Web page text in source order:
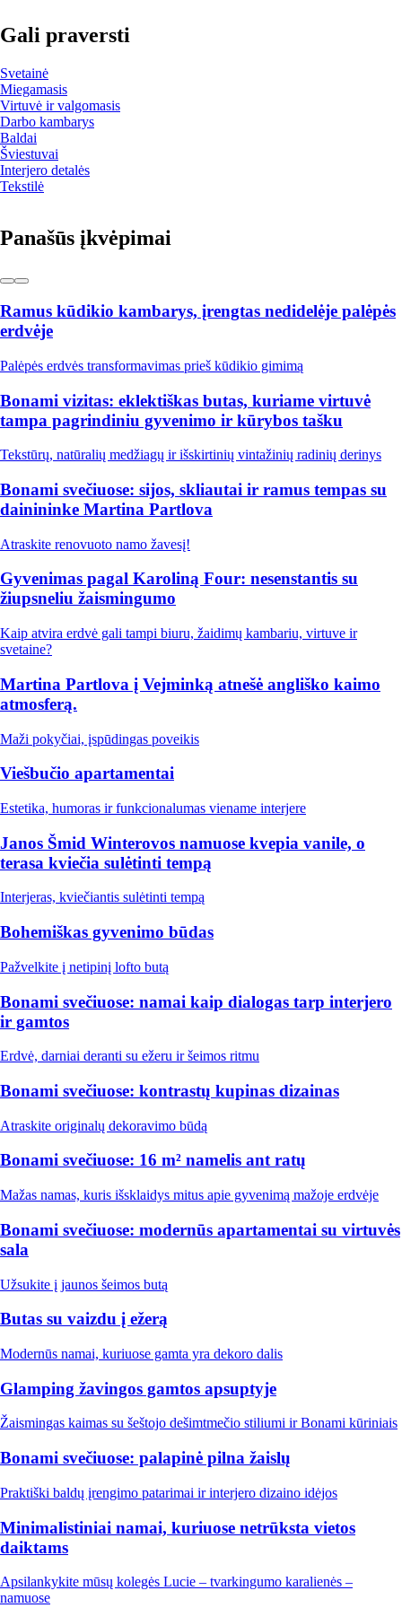
Gali praversti
Svetainė
Miegamasis
Virtuvė ir valgomasis
Darbo kambarys
Baldai
Šviestuvai
Interjero detalės
Tekstilė
Panašūs įkvėpimai
Ramus kūdikio kambarys, įrengtas nedidelėje palėpės
erdvėje
Palėpės erdvės transformavimas prieš kūdikio gimimą
Bonami vizitas: eklektiškas butas, kuriame virtuvė
tampa pagrindiniu gyvenimo ir kūrybos tašku
Tekstūrų, natūralių medžiagų ir išskirtinių vintažinių radinių derinys
Bonami svečiuose: sijos, skliautai ir ramus tempas su
dainininke Martina Partlova
Atraskite renovuoto namo žavesį!
Gyvenimas pagal Karoliną Four: nesenstantis su
žiupsneliu žaismingumo
Kaip atvira erdvė gali tampi biuru, žaidimų kambariu, virtuve ir
svetaine?
Martina Partlova į Vejminką atnešė angliško kaimo
atmosferą.
Maži pokyčiai, įspūdingas poveikis
Viešbučio apartamentai
Estetika, humoras ir funkcionalumas viename interjere
Janos Šmid Winterovos namuose kvepia vanile, o
terasa kviečia sulėtinti tempą
Interjeras, kviečiantis sulėtinti tempą
Bohemiškas gyvenimo būdas
Pažvelkite į netipinį lofto butą
Bonami svečiuose: namai kaip dialogas tarp interjero
ir gamtos
Erdvė, darniai deranti su ežeru ir šeimos ritmu
Bonami svečiuose: kontrastų kupinas dizainas
Atraskite originalų dekoravimo būdą
Bonami svečiuose: 16 m² namelis ant ratų
Mažas namas, kuris išsklaidys mitus apie gyvenimą mažoje erdvėje
Bonami svečiuose: modernūs apartamentai su virtuvės
sala
Užsukite į jaunos šeimos butą
Butas su vaizdu į ežerą
Modernūs namai, kuriuose gamta yra dekoro dalis
Glamping žavingos gamtos apsuptyje
Žaismingas kaimas su šeštojo dešimtmečio stiliumi ir Bonami kūriniais
Bonami svečiuose: palapinė pilna žaislų
Praktiški baldų įrengimo patarimai ir interjero dizaino idėjos
Minimalistiniai namai, kuriuose netrūksta vietos
daiktams
Apsilankykite mūsų kolegės Lucie – tvarkingumo karalienės –
namuose